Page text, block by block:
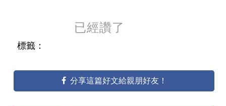
已經讚了
標籤：
分享這篇好文給親朋好友！